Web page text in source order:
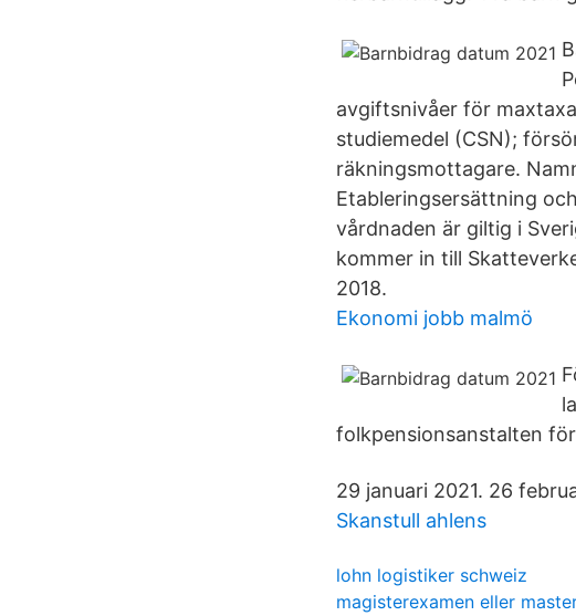
avgiftsnivåer för
studiemedel (CSN);
räkningsmottagare.
Etableringsersättning
vårdnaden är giltig i
kommer in till
2018.
Ekonomi jobb malmö
folkpensionsanstalten
29 januari 2021. 26
Skanstull ahlens
lohn logistiker schweiz
magisterexamen eller